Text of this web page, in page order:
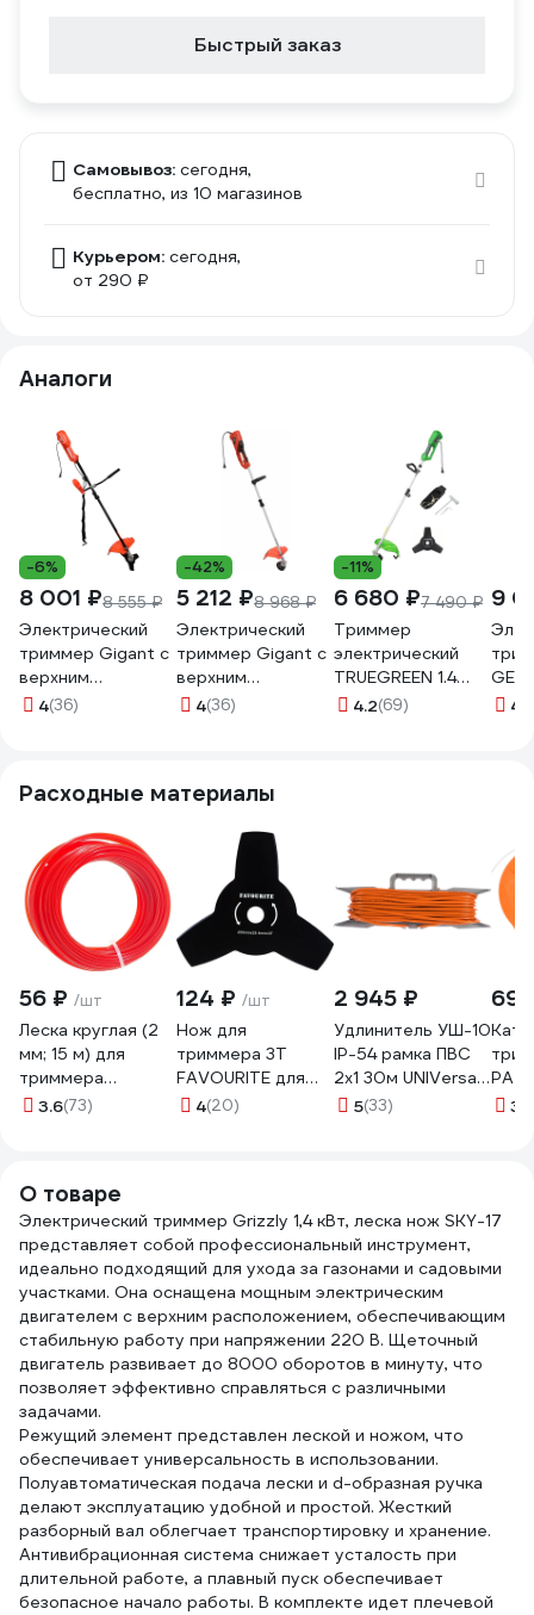
Быстрый заказ
Самовывоз: сегодня,
бесплатно, из 10 магазинов
Курьером: сегодня,
от 290 ₽
Аналоги
-6%
8 001 ₽8 555 ₽
Электрический
триммер Gigant с
верхним
расположением
4(36)
-42%
5 212 ₽8 968 ₽
Электрический
триммер Gigant с
верхним
положением
4(36)
-11%
6 680 ₽7 490 ₽
Триммер
электрический
TRUEGREEN 1.4
кВт, леска/нож
4.2(69)
9
4.3
Расходные материалы
56 ₽ /шт
Леска круглая (2
мм; 15 м) для
триммера
СИБРТЕХ 961455
3.6(73)
124 ₽ /шт
Нож для
триммера 3T
FAVOURITE для
триммера FBT
4(20)
2 945 ₽
Удлинитель УШ-10
IP-54 рамка ПВС
2x1 30м UNIVersal
9632793
5(33) 3.5
О товаре
Электрический триммер Grizzly 1,4 кВт, леска нож SKY-17
представляет собой профессиональный инструмент,
идеально подходящий для ухода за газонами и садовыми
участками. Она оснащена мощным электрическим
двигателем с верхним расположением, обеспечивающим
стабильную работу при напряжении 220 В. Щеточный
двигатель развивает до 8000 оборотов в минуту, что
позволяет эффективно справляться с различными
задачами.
Режущий элемент представлен леской и ножом, что
обеспечивает универсальность в использовании.
Полуавтоматическая подача лески и d-образная ручка
делают эксплуатацию удобной и простой. Жесткий
разборный вал облегчает транспортировку и хранение.
Антивибрационная система снижает усталость при
длительной работе, а плавный пуск обеспечивает
безопасное начало работы. В комплекте идет плечевой